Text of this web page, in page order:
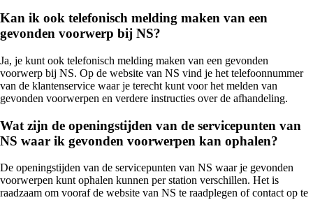
Kan ik ook telefonisch melding maken van een
gevonden voorwerp bij NS?
Ja, je kunt ook telefonisch melding maken van een gevonden
voorwerp bij NS. Op de website van NS vind je het telefoonnummer
van de klantenservice waar je terecht kunt voor het melden van
gevonden voorwerpen en verdere instructies over de afhandeling.
Wat zijn de openingstijden van de servicepunten van
NS waar ik gevonden voorwerpen kan ophalen?
De openingstijden van de servicepunten van NS waar je gevonden
voorwerpen kunt ophalen kunnen per station verschillen. Het is
raadzaam om vooraf de website van NS te raadplegen of contact op te